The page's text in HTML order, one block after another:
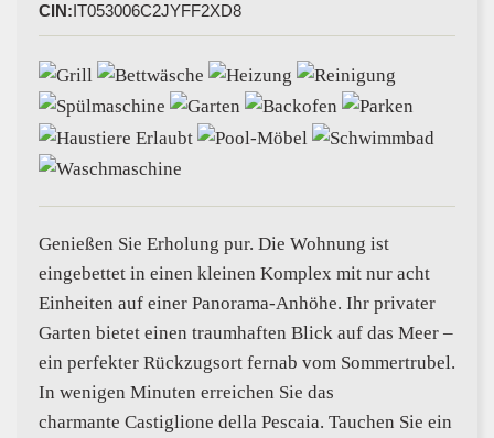
CIN:IT053006C2JYFF2XD8
Genießen Sie Erholung pur. Die Wohnung ist
eingebettet in einen kleinen Komplex mit nur acht
Einheiten auf einer Panorama-Anhöhe. Ihr privater
Garten bietet einen traumhaften Blick auf das Meer –
ein perfekter Rückzugsort fernab vom Sommertrubel.
In wenigen Minuten erreichen Sie das
charmante Castiglione della Pescaia. Tauchen Sie ein